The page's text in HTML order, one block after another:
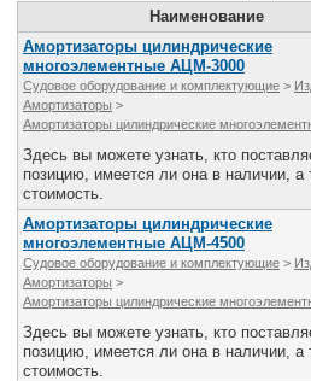
Выставки и семинары
Личности
Словарь
Наименование
Амортизаторы цилиндрические
многоэлементные АЦМ-3000
Судовое оборудование и комплектующие >
Амортизаторы >
Амортизаторы цилиндрические
Здесь вы можете узнать, кто
позицию, имеется ли она в наличии, а
стоимость.
Амортизаторы цилиндрические
многоэлементные АЦМ-4500
Судовое оборудование и комплектующие >
Амортизаторы >
Амортизаторы цилиндрические
Здесь вы можете узнать, кто
позицию, имеется ли она в наличии, а
стоимость.